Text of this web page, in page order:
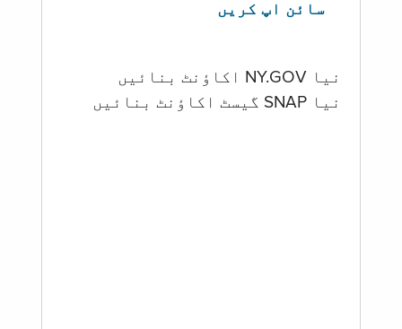
سائن اپ کریں
نیا NY.GOV اکاؤنٹ بنائیں
نیا SNAP گیسٹ اکاؤنٹ بنائیں